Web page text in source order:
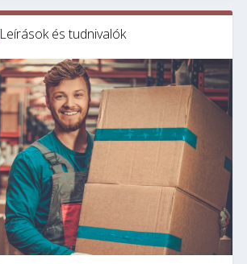
Leírások és tudnivalók